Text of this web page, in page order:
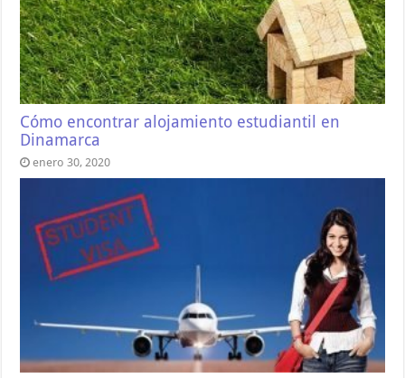
Cómo encontrar alojamiento estudiantil en
Dinamarca
enero 30, 2020